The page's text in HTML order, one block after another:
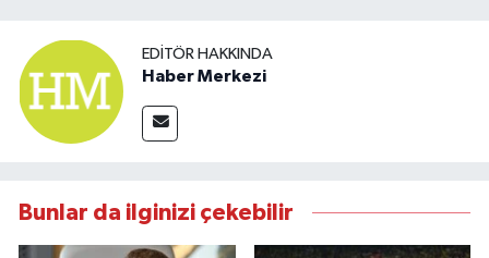
EDITÖR HAKKINDA
Haber Merkezi
Bunlar da ilginizi çekebilir